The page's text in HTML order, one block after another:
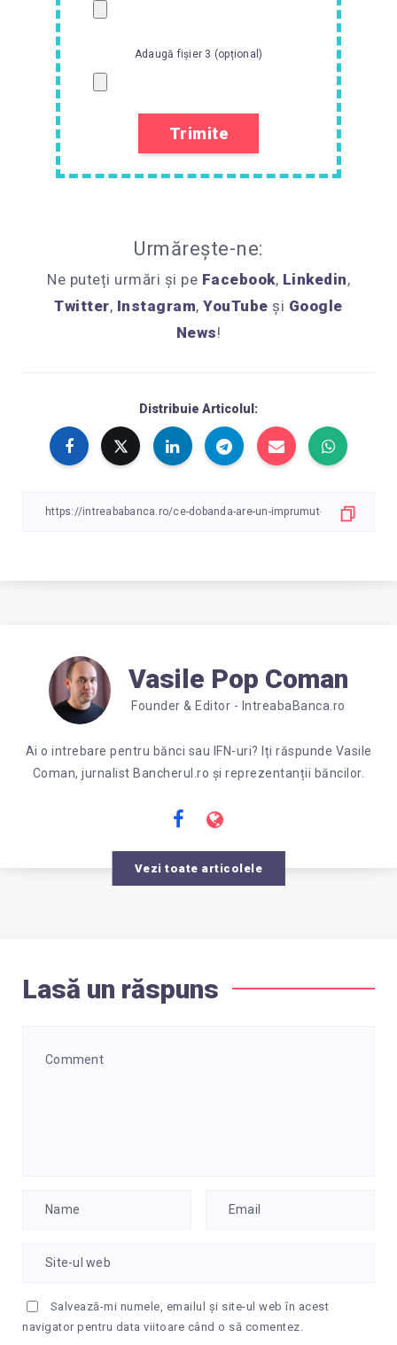
Adaugă fișier 3 (opțional)
Urmărește-ne:
Ne puteți urmări și pe Facebook, Linkedin,
Twitter, Instagram,YouTube și Google
News!
Distribuie Articolul:
Vasile Pop Coman
Founder & Editor - IntreabaBanca.ro
Ai o intrebare pentru bănci sau IFN-uri? Iți răspunde Vasile
Coman, jurnalist Bancherul.ro și reprezentanții băncilor.
Vezi toate articolele
Lasă un răspuns
Salvează-mi numele, emailul și site-ul web în acest
navigator pentru data viitoare când o să comentez.